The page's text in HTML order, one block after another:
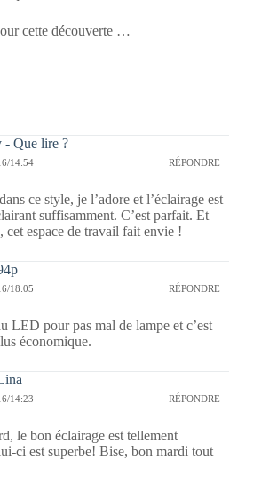
cette découverte …
- Que lire ?
14:54 RÉPONDRE
ce style, je l’adore et l’éclairage est
suffisamment. C’est parfait. Et
cet espace de travail fait envie !
18:05 RÉPONDRE
LED pour pas mal de lampe et c’est
économique.
14:23 RÉPONDRE
le bon éclairage est tellement
ci est superbe! Bise, bon mardi tout